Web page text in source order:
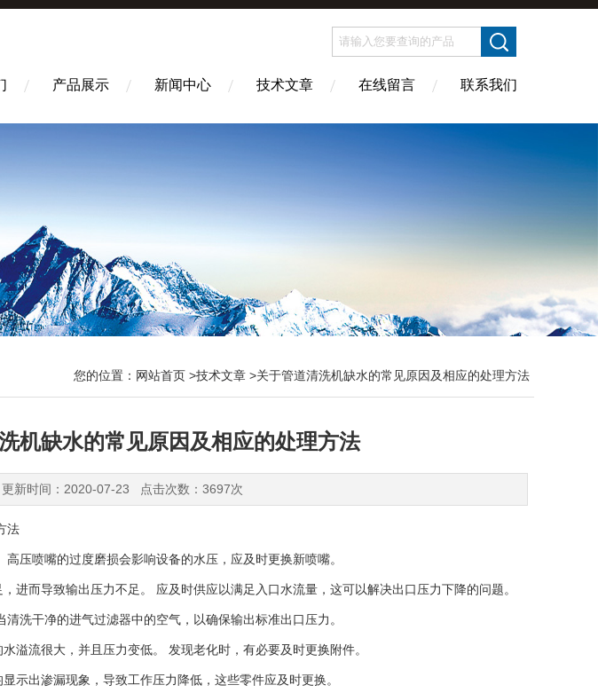
产品展示 新闻中心 技术文章 在线留言 联系我们
您的位置： 网站首页 >技术文章 >关于管道清洗机缺水的常见原因及相应的处理方法
机缺水的常见原因及相应的处理方法
更新时间：2020-07-23 点击次数：3697次
法
喷嘴的过度磨损会影响设备的水压，应及时更换新喷嘴。
而导致输出压力不足。 应及时供应以满足入口水流量，这可以解决出口压力下降的问题。
干净的进气过滤器中的空气，以确保输出标准出口压力。
流很大，并且压力变低。 发现老化时，有必要及时更换附件。
出渗漏现象，导致工作压力降低，这些零件应及时更换。